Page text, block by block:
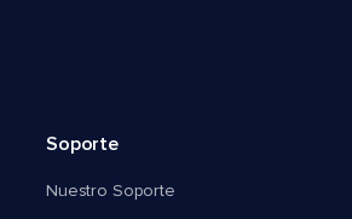
Soporte
Nuestro Soporte